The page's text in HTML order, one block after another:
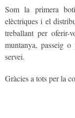
Som la primera
elèctriques i el
treballant per oferir-
muntanya, passeig
servei.
Gràcies a tots per la